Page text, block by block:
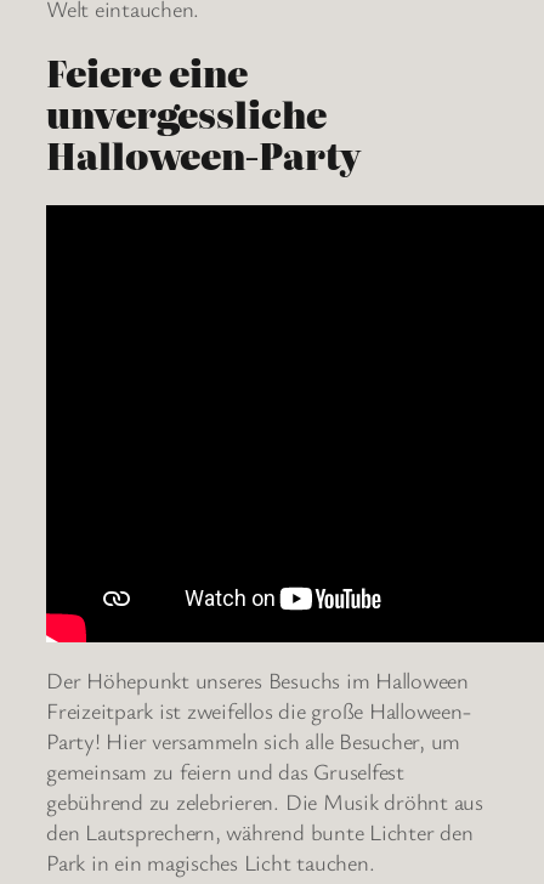
Welt eintauchen.
Feiere eine
unvergessliche
Halloween-Party
Der Höhepunkt unseres Besuchs im Halloween
Freizeitpark ist zweifellos die große Halloween-
Party! Hier versammeln sich alle Besucher, um
gemeinsam zu feiern und das Gruselfest
gebührend zu zelebrieren. Die Musik dröhnt aus
den Lautsprechern, während bunte Lichter den
Park in ein magisches Licht tauchen.